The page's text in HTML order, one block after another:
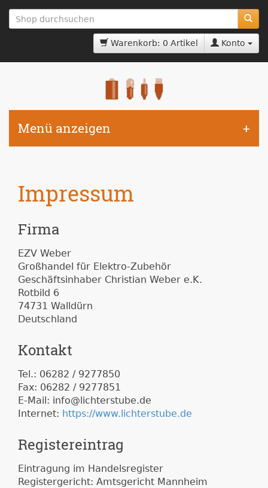
zum
Hauptinhalt
Warenkorb: 0 Artikel Konto
Menü anzeigen
Impressum
Firma
EZV Weber
Großhandel für Elektro-Zubehör
Geschäftsinhaber Christian Weber e.K.
Rotbild 6
74731 Walldürn
Deutschland
Kontakt
Tel.: 06282 / 9277850
Fax: 06282 / 9277851
E-Mail: info@lichterstube.de
Internet: https://www.lichterstube.de
Registereintrag
Eintragung im Handelsregister
Registergericht: Amtsgericht Mannheim